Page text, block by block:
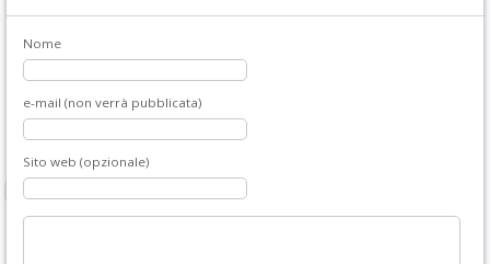
Nome
e-mail (non verrà pubblicata)
Sito web (opzionale)